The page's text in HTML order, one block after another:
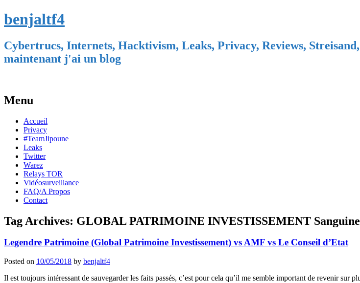
benjaltf4
Cybertrucs, Internets, Hacktivism, Leaks, Privacy, Reviews,
maintenant j'ai un blog
Menu
Skip
content
Accueil
Privacy
#TeamJipoune
Leaks
Twitter
Warez
Relays TOR
Vidéosurveillance
FAQ/A Propos
Contact
Tag Archives: GLOBAL PATRIMOINE INVESTISSEMENT
Legendre Patrimoine (Global Patrimoine Investissement) vs AMF vs Le Conseil d’Etat
Posted on 10/05/2018 by benjaltf4
Il est toujours intéressant de sauvegarder les faits passés, c’est pour cela qu’il me semble important de revenir sur